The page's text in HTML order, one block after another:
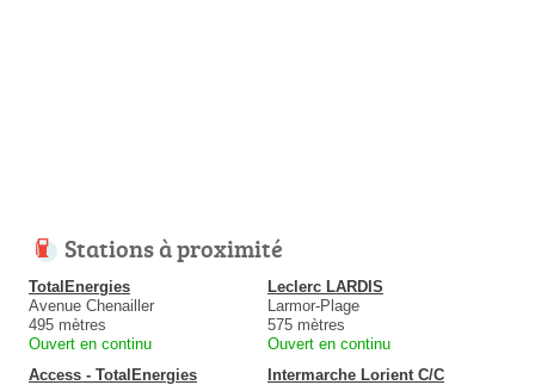
Stations à proximité
TotalEnergies
Avenue Chenailler
495 mètres
Ouvert en continu
Leclerc LARDIS
Larmor-Plage
575 mètres
Ouvert en continu
Access - TotalEnergies
Intermarche Lorient C/C